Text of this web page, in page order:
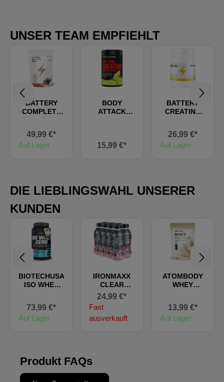
UNSER TEAM EMPFIEHLT
BATTERY
COMPLETE
49,99 €*
Auf Lager
BODY
ATTACK
ATE
15,99 €*
BATTERY
CREATINE
26,99 €*
Auf Lager
DIE LIEBLINGSWAHL UNSERER
KUNDEN
BIOTECHUSA
ISO WHEY
73,99 €*
Auf Lager
IRONMAXX
CLEAR
WHEY
ISOLATE
ZERO RTD
24,99 €*
Fast
ausverkauft
ATOMBODY
WHEY
13,99 €*
Auf Lager
Produkt FAQs